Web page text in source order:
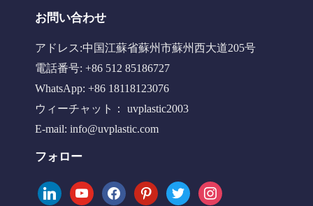
お問い合わせ
アドレス:中国江蘇省蘇州市蘇州西大道205号
電話番号: +86 512 85186727
WhatsApp: +86 18118123076
ウィーチャット： uvplastic2003
E-mail: info@uvplastic.com
フォロー
linkedinyoutubefacebookpinteresttwitter instagram